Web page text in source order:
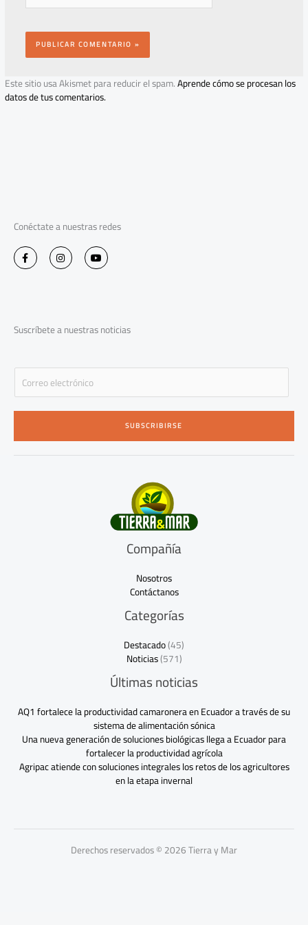
Este sitio usa Akismet para reducir el spam.Aprende cómo se procesan los
datos de tus comentarios.
Conéctate a nuestras redes
F
a
c
-
f
I
n
s
m
Y
o
u
Suscríbete a nuestras noticias
E
a
i
*
SUBSCRIBIRSE
Compañía
Nosotros
Contáctanos
Categorías
Destacado(45)
Noticias(571)
Últimas noticias
AQ1 fortalece la productividad camaronera en Ecuador a través de su
sistema de alimentación sónica
Una nueva generación de soluciones biológicas llega a Ecuador para
fortalecer la productividad agrícola
Agripac atiende con soluciones integrales los retos de los agricultores
en la etapa invernal
Derechos reservados © 2026 Tierra y Mar